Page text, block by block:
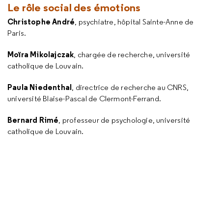
Le rôle social des émotions
Christophe André, psychiatre, hôpital Sainte-Anne de
Paris.
Moïra Mikolajczak, chargée de recherche, université
catholique de Louvain.
Paula Niedenthal, directrice de recherche au CNRS,
université Blaise-Pascal de Clermont-Ferrand.
Bernard Rimé, professeur de psychologie, université
catholique de Louvain.